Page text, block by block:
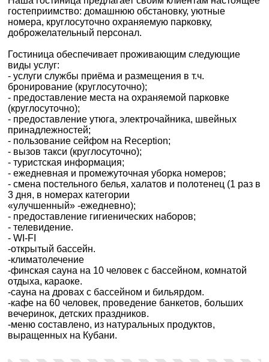
гостеприимство: домашнюю обстановку, уютные
номера, круглосуточно охраняемую парковку,
доброжелательный персонал.
Гостиница обеспечивает проживающим следующие
виды услуг:
- услуги службы приёма и размещения в т.ч.
бронирование (круглосуточно);
- предоставление места на охраняемой парковке
(круглосуточно);
- предоставление утюга, электрочайника, швейных
принадлежностей;
- пользование сейфом на Reception;
- вызов такси (круглосуточно);
- туристская информация;
- ежедневная и промежуточная уборка номеров;
- смена постельного белья, халатов и полотенец (1 раз в
3 дня, в номерах категории
«улучшенный» -ежедневно);
- предоставление гигиенических наборов;
- телевидение.
- WI-FI
-открытый бассейн.
-климатолечение
-финская сауна на 10 человек с бассейном, комнатой
отдыха, караоке.
-сауна на дровах с бассейном и бильярдом.
-кафе на 60 человек, проведение банкетов, больших
вечеринок, детских праздников.
-меню составлено, из натуральных продуктов,
выращенных на Кубани.